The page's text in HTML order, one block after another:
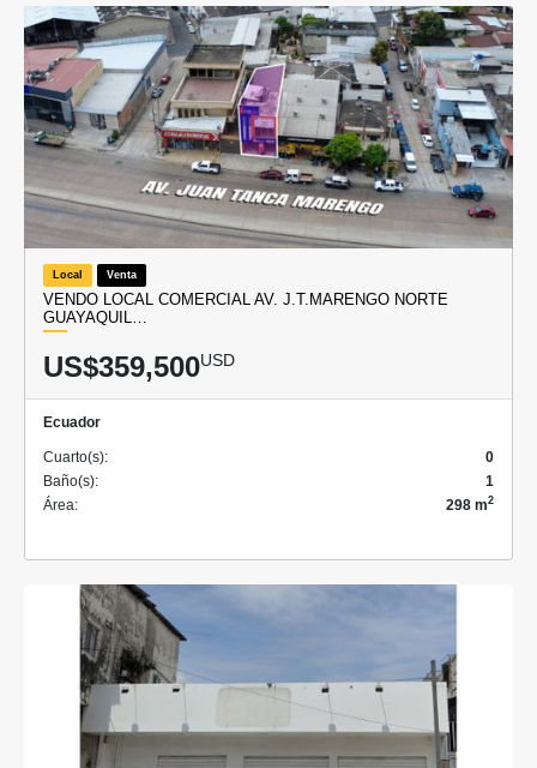
Local Venta
VENDO LOCAL COMERCIAL AV. J.T.MARENGO NORTE
GUAYAQUIL…
US$359,500USD
Ecuador
Cuarto(s):
0
Baño(s):
1
Área:
298 m2